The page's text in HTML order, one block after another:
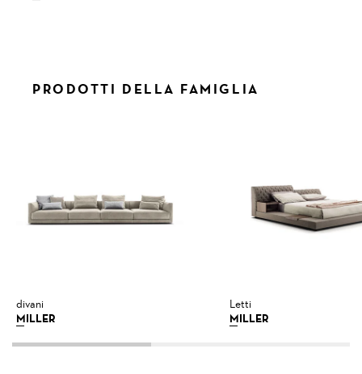
PRODOTTI DELLA FAMIGLIA
divani
MILLER
Letti
MILLER